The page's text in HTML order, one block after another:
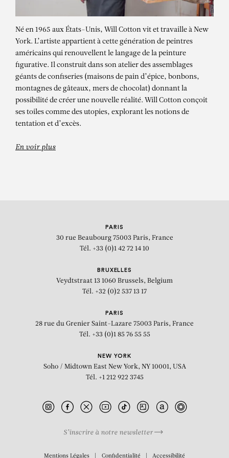
WILL COTTON
Né en 1965 aux États-Unis, Will Cotton vit et travaille à New
York. L’artiste appartient à cette génération de peintres
américains qui renouvellent le langage de la peinture
figurative. Il construit dans son atelier des assemblages
géants de confiseries (maisons de pain d’épice, bonbons,
montagnes de gâteaux, mers de chocolat) donnant la
possibilité de créer une nouvelle réalité. Will Cotton conçoit
ses toiles comme des utopies, explorant les notions de
tentation et d’excès.
En voir plus
PARIS
30 rue Beaubourg 75003 Paris, France
Tél. +33 (0)1 42 72 14 10
BRUXELLES
Veydtstraat 13 1060 Brussels, Belgium
Tél. +32 (0)2 537 13 17
PARIS
28 rue du Grenier Saint-Lazare 75003 Paris, France
Tél. +33 (0)1 85 76 55 55
NEW YORK
Soho / Midtown East New York, NY 10001, USA
Tél. +1 212 922 3745
S’inscrire à notre newsletter
Mentions Légales Confidentialité Accessibilité